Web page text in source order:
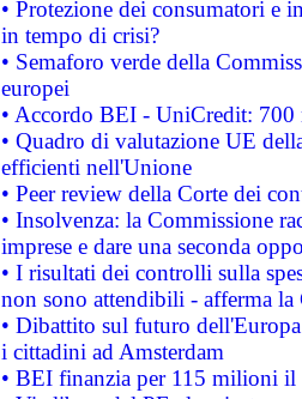
• Protezione dei consumatori e
in tempo di crisi?
• Semaforo verde della
europei
• Accordo BEI - UniCredit:
• Quadro di valutazione UE
efficienti nell'Unione
• Peer review della Corte dei
• Insolvenza: la Commissione
imprese e dare una seconda
• I risultati dei controlli sulla
non sono attendibili - afferma la
• Dibattito sul futuro
i cittadini ad Amsterdam
• BEI finanzia per 115 milioni